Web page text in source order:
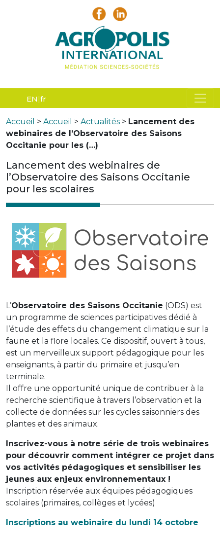
EN fr
Accueil > Accueil > Actualités > Lancement des
webinaires de l’Observatoire des Saisons
Occitanie pour les (…)
Lancement des webinaires de
l’Observatoire des Saisons Occitanie
pour les scolaires
L’Observatoire des Saisons Occitanie (ODS) est
un programme de sciences participatives dédié à
l’étude des effets du changement climatique sur la
faune et la flore locales. Ce dispositif, ouvert à tous,
est un merveilleux support pédagogique pour les
enseignants, à partir du primaire et jusqu’en
terminale.
Il offre une opportunité unique de contribuer à la
recherche scientifique à travers l’observation et la
collecte de données sur les cycles saisonniers des
plantes et des animaux.
Inscrivez-vous à notre série de trois webinaires
pour découvrir comment intégrer ce projet dans
vos activités pédagogiques et sensibiliser les
jeunes aux enjeux environnementaux !
Inscription réservée aux équipes pédagogiques
scolaires (primaires, collèges et lycées)
Inscriptions au webinaire du lundi 14 octobre